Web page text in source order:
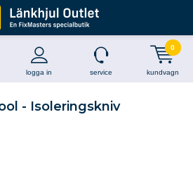
logga in service kundvagn
0
- Isoleringskniv